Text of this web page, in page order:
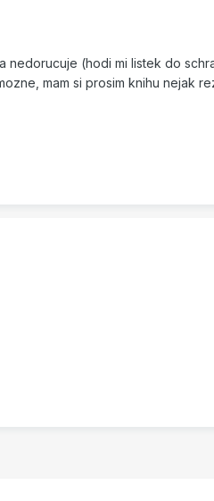
(hodi mi listek do
mam si prosim knihu nejak